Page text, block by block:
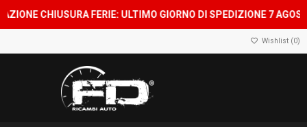
CHIUSURA FERIE: ULTIMO GIORNO DI SPEDIZIONE 7
Wishlist (0)